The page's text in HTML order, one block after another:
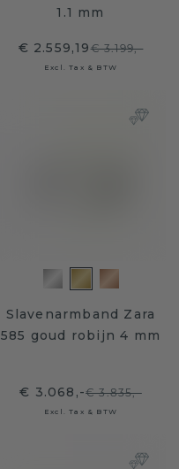
1.1 mm
€ 2.559,19€ 3.199,-
Excl. Tax & BTW
Slavenarmband Zara
585 goud robijn 4 mm
€ 3.068,-€ 3.835,-
Excl. Tax & BTW